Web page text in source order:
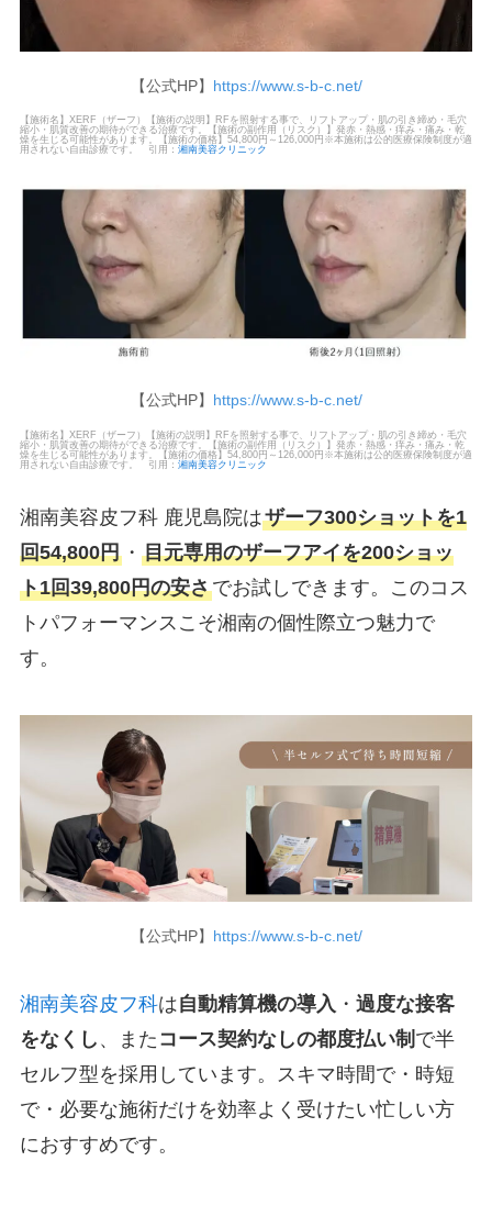
【公式HP】 https://www.s-b-c.net/
【施術名】XERF（ザーフ）【施術の説明】RFを照射する事で、リフトアップ・肌の引き締め・毛穴
縮小・肌質改善の期待ができる治療です。【施術の副作用（リスク）】発赤・熱感・痒み・痛み・乾
燥を生じる可能性があります。【施術の価格】54,800円～126,000円※本施術は公的医療保険制度が適
用されない自由診療です。 引用： 湘南美容クリニック
【公式HP】 https://www.s-b-c.net/
【施術名】XERF（ザーフ）【施術の説明】RFを照射する事で、リフトアップ・肌の引き締め・毛穴
縮小・肌質改善の期待ができる治療です。【施術の副作用（リスク）】発赤・熱感・痒み・痛み・乾
燥を生じる可能性があります。【施術の価格】54,800円～126,000円※本施術は公的医療保険制度が適
用されない自由診療です。 引用： 湘南美容クリニック
湘南美容皮フ科 鹿児島院はザーフ300ショットを1
回54,800円・ 目元専用のザーフアイを200ショッ
ト1回39,800円の安さでお試しできます。このコス
トパフォーマンスこそ湘南の個性際立つ魅力で
す。
【公式HP】 https://www.s-b-c.net/
湘南美容皮フ科は自動精算機の導入 ・ 過度な接客
をなくし 、また コース契約なしの都度払い制 で半
セルフ型を採用しています。スキマ時間で・時短
で・必要な施術だけを効率よく受けたい忙しい方
におすすめです。